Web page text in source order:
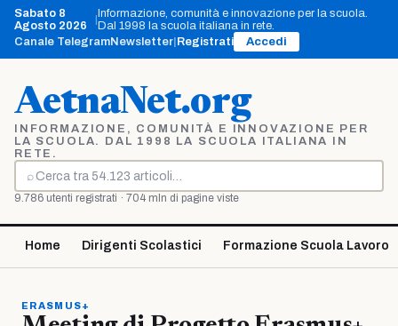
Vai
contenuto
Sabato 8
Agosto 2026
Informazione, comunità e innovazione per la scuola.
Dal 1998 la scuola italiana in rete.
Canale TelegramNewsletter Registrati Accedi
AetnaNet.org
INFORMAZIONE, COMUNITÀ E INNOVAZIONE PER
LA SCUOLA. DAL 1998 LA SCUOLA ITALIANA IN
RETE.
⌕
Cerca
9.786 utenti registrati · 704 mln di pagine viste
Home Dirigenti Scolastici Formazione Scuola Lavoro
ERASMUS+